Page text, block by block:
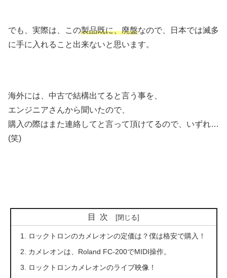
でも、実際は、この製品既に、廃盤なので、日本では滅多
に手に入れること出来ないと思います。
海外には、中古で結構出てると言う事を、
エンジニアさんから聞いたので、
購入の際はまた連絡してと言って頂けてるので、いずれ…
(笑)
目次
ロックトロンのカメレオンの定価は？僕は格安で購入！
カメレオンは、Roland FC-200でMIDI操作。
ロックトロンカメレオンのライブ映像！